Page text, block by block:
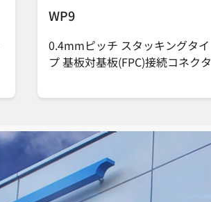
WP9
0.4mmピッチ スタッキングタイ
プ 基板対基板(FPC)接続コネクタ